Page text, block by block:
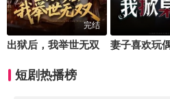
完结
出狱后，我举世无双
短剧热播榜